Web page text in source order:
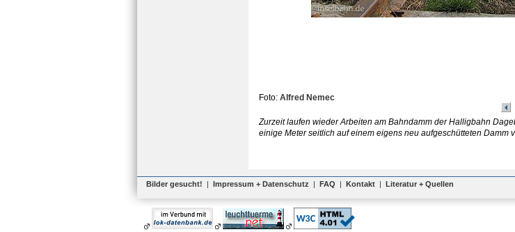
Foto: Alfred Nemec
Zurzeit laufen wieder Arbeiten am Bahndamm der Halligbahn
einige Meter seitlich auf einem eigens neu aufgeschütteten Damm
Bilder gesucht! | Impressum + Datenschutz | FAQ | Kontakt | Literatur + Quellen